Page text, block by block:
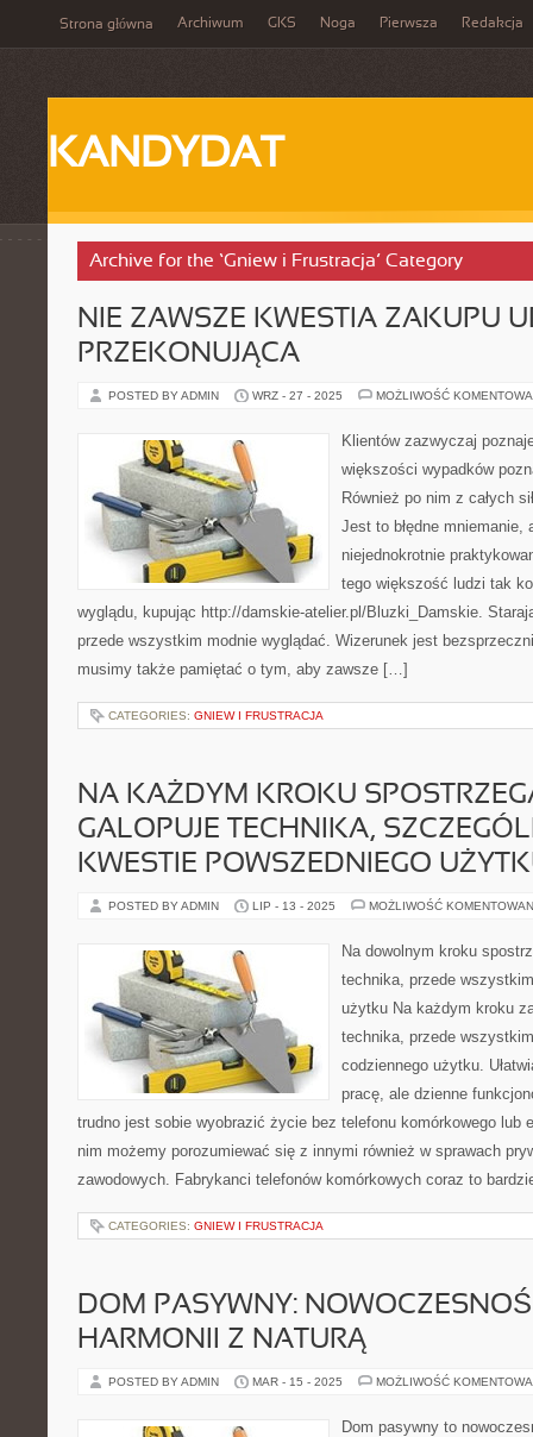
Strona główna Archiwum GKS Noga Pierwsza Redakcja
KANDYDAT
Archive for the ‘Gniew i Frustracja’ Category
NIE ZAWSZE KWESTIA ZAKUPU
PRZEKONUJĄCA
POSTED BY ADMIN WRZ - 27 - 2025 MOŻLIWOŚĆ
Klientów zazwyczaj
większości wypadków
Również po nim z całych
Jest to błędne
niejednokrotnie
tego większość ludzi tak
wyglądu, kupując http://damskie-atelier.pl/Bluzki_Damskie.
przede wszystkim modnie wyglądać. Wizerunek jest
musimy także pamiętać o tym, aby zawsze […]
CATEGORIES: GNIEW I FRUSTRACJA
NA KAŻDYM KROKU
GALOPUJE TECHNIKA,
KWESTIE POWSZEDNIEGO
POSTED BY ADMIN LIP - 13 - 2025 MOŻLIWOŚĆ
Na dowolnym kroku
technika, przede
użytku Na każdym kroku
technika, przede
codziennego użytku.
pracę, ale dzienne
trudno jest sobie wyobrazić życie bez telefonu komórkowego lub
nim możemy porozumiewać się z innymi również w sprawach
zawodowych. Fabrykanci telefonów komórkowych coraz to
CATEGORIES: GNIEW I FRUSTRACJA
DOM PASYWNY:
HARMONII Z NATURĄ
POSTED BY ADMIN MAR - 15 - 2025 MOŻLIWOŚĆ
Dom pasywny to